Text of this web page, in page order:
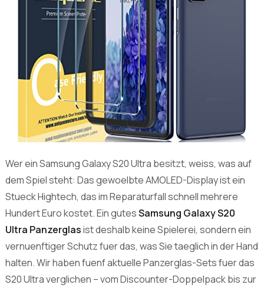
Wer ein Samsung Galaxy S20 Ultra besitzt, weiss, was auf
dem Spiel steht: Das gewoelbte AMOLED-Display ist ein
Stueck Hightech, das im Reparaturfall schnell mehrere
Hundert Euro kostet. Ein gutesSamsung Galaxy S20